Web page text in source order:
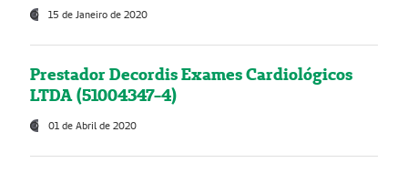
15 de Janeiro de 2020
Prestador Decordis Exames Cardiológicos
LTDA (51004347-4)
01 de Abril de 2020